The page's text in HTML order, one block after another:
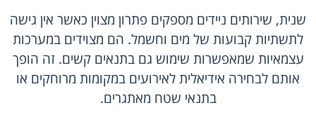
שנית, שירותים ניידים מספקים פתרון מצוין כאשר אין גישה
לתשתיות קבועות של מים וחשמל. הם מצוידים במערכות
עצמאיות שמאפשרות שימוש גם בתנאים קשים. זה הופך
אותם לבחירה אידיאלית לאירועים במקומות מרוחקים או
בתנאי שטח מאתגרים.